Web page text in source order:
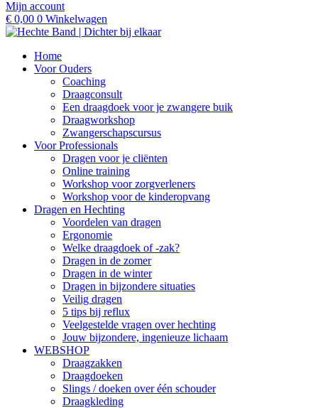
Mijn account
€ 0,00 0 Winkelwagen
Home
Voor Ouders
Coaching
Draagconsult
Een draagdoek voor je zwangere buik
Draagworkshop
Zwangerschapscursus
Voor Professionals
Dragen voor je cliënten
Online training
Workshop voor zorgverleners
Workshop voor de kinderopvang
Dragen en Hechting
Voordelen van dragen
Ergonomie
Welke draagdoek of -zak?
Dragen in de zomer
Dragen in de winter
Dragen in bijzondere situaties
Veilig dragen
5 tips bij reflux
Veelgestelde vragen over hechting
Jouw bijzondere, ingenieuze lichaam
WEBSHOP
Draagzakken
Draagdoeken
Slings / doeken over één schouder
Draagkleding